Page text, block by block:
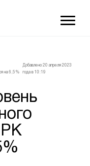
на 6,5%
Добавлено 20 апреля 2023
года в 10:19
РК